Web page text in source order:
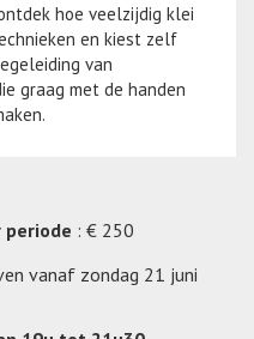
hoe veelzijdig klei
en kiest zelf
van
graag met de handen
periode : € 250
vanaf zondag 21 juni